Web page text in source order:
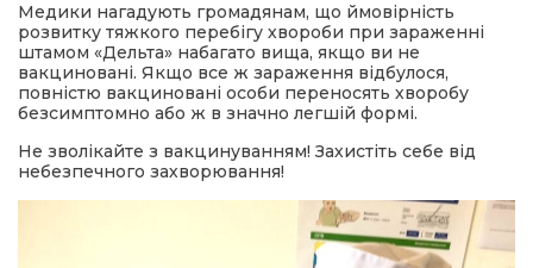
Медики нагадують громадянам, що ймовірність
розвитку тяжкого перебігу хвороби при зараженні
штамом «Дельта» набагато вища, якщо ви не
вакциновані. Якщо все ж зараження відбулося,
повністю вакциновані особи переносять хворобу
безсимптомно або ж в значно легшій формі.
Не зволікайте з вакцинуванням! Захистіть себе від
небезпечного захворювання!